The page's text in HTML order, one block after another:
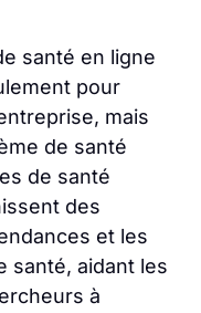
santé en ligne
pour
mais
de santé
de santé
des
et les
santé, aidant les
à